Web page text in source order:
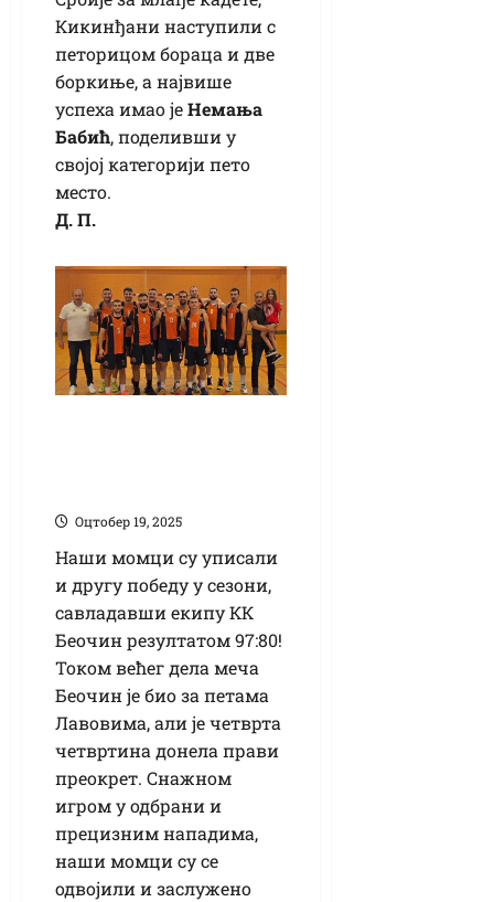
Кикинђани наступили с
петорицом бораца и две
боркиње, а највише
успеха имао јеНемања
Бабић, поделивши у
својој категорији пето
место.
Д. П.
Оцтобер 19, 2025
Наши момци су уписали
и другу победу у сезони,
савладавши екипу КК
Беочин резултатом 97:80!
Током већег дела меча
Беочин је био за петама
Лавовима, али је четврта
четвртина донела прави
преокрет. Снажном
игром у одбрани и
прецизним нападима,
наши момци су се
одвојили и заслужено